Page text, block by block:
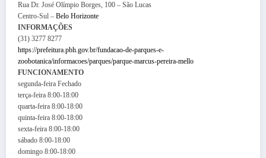
Rua Dr. José Olímpio Borges, 100 – São Lucas
Centro-Sul – Belo Horizonte
INFORMAÇÕES
(31) 3277 8277
https://prefeitura.pbh.gov.br/fundacao-de-parques-e-
zoobotanica/informacoes/parques/parque-marcus-pereira-mello
FUNCIONAMENTO
segunda-feira Fechado
terça-feira 8:00-18:00
quarta-feira 8:00-18:00
quinta-feira 8:00-18:00
sexta-feira 8:00-18:00
sábado 8:00-18:00
domingo 8:00-18:00